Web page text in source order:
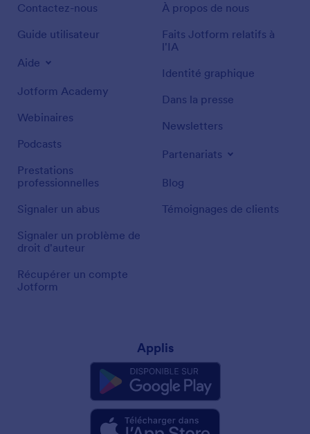
Contactez-nous
Guide utilisateur
Aide
Jotform Academy
Webinaires
Podcasts
Prestations
professionnelles
Signaler un abus
Signaler un problème de
droit d'auteur
Récupérer un compte
Jotform
À propos de nous
Faits Jotform relatifs à
l'IA
Identité graphique
Dans la presse
Newsletters
Partenariats
Blog
Témoignages de clients
Applis